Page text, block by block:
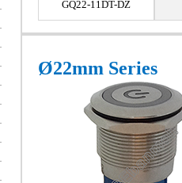
GQ22-11DT-DZ
Ø22mm Series